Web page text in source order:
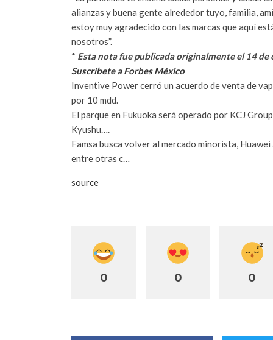
alianzas y buena gente alrededor tuyo, familia,
estoy muy agradecido con las marcas que aquí
nosotros”.
* Esta nota fue publicada originalmente el 14 de
Suscríbete a Forbes México
Inventive Power cerró un acuerdo de venta de
por 10 mdd.
El parque en Fukuoka será operado por KCJ
Kyushu….
Famsa busca volver al mercado minorista,
entre otras c…
source
0 0 0